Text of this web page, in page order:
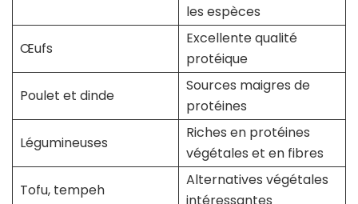
les espèces
Œufs
Excellente qualité
protéique
Poulet et dinde
Sources maigres de
protéines
Légumineuses
Riches en protéines
végétales et en fibres
Tofu, tempeh
Alternatives végétales